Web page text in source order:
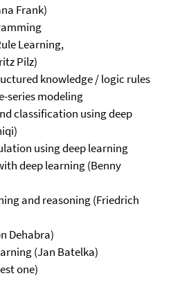
Frank)
Learning,
Pilz)
knowledge / logic rules
series modeling
classification using deep
using deep learning
deep learning (Benny
and reasoning (Friedrich
Dehabra)
(Jan Batelka)
one)